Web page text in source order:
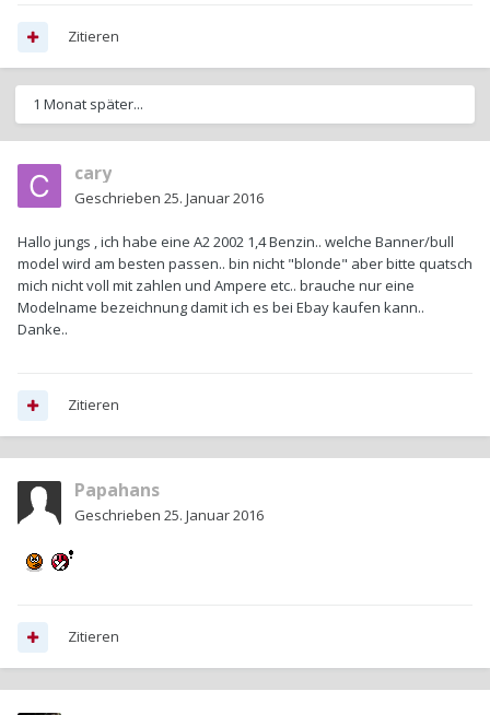
Zitieren
1 Monat später...
cary
Geschrieben 25. Januar 2016
Hallo jungs , ich habe eine A2 2002 1,4 Benzin.. welche Banner/bull
model wird am besten passen.. bin nicht "blonde" aber bitte quatsch
mich nicht voll mit zahlen und Ampere etc.. brauche nur eine
Modelname bezeichnung damit ich es bei Ebay kaufen kann..
Danke..
Zitieren
Papahans
Geschrieben 25. Januar 2016
Zitieren